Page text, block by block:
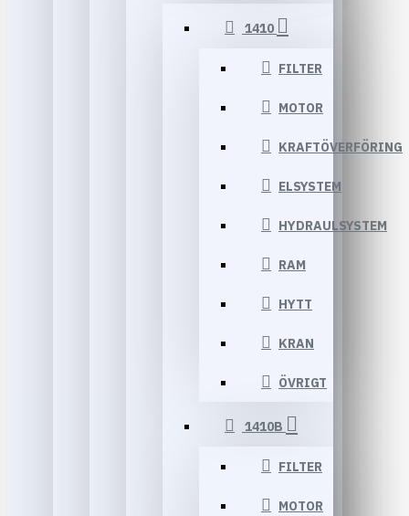
1410
FILTER
MOTOR
KRAFTÖVERFÖRING
ELSYSTEM
HYDRAULSYSTEM
RAM
HYTT
KRAN
ÖVRIGT
1410B
FILTER
MOTOR